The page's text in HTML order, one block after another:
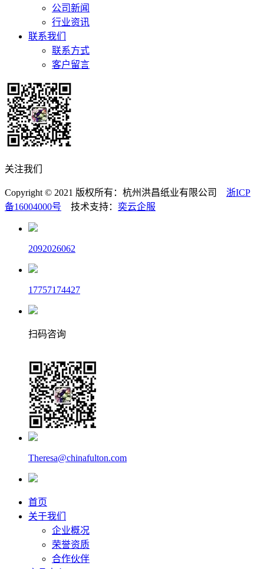
公司新闻
行业资讯
联系我们
联系方式
客户留言
关注我们
Copyright © 2021 版权所有：杭州洪昌纸业有限公司 浙ICP
备16004000号 技术支持： 奕云企服
2092026062
17757174427
扫码咨询
Theresa@chinafulton.com
首页
关于我们
企业概况
荣誉资质
合作伙伴